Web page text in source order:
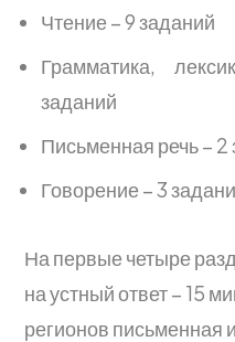
Чтение – 9 заданий
Грамматика,
заданий
Письменная речь – 2
Говорение – 3
На первые четыре
на устный ответ – 15
регионов письменная